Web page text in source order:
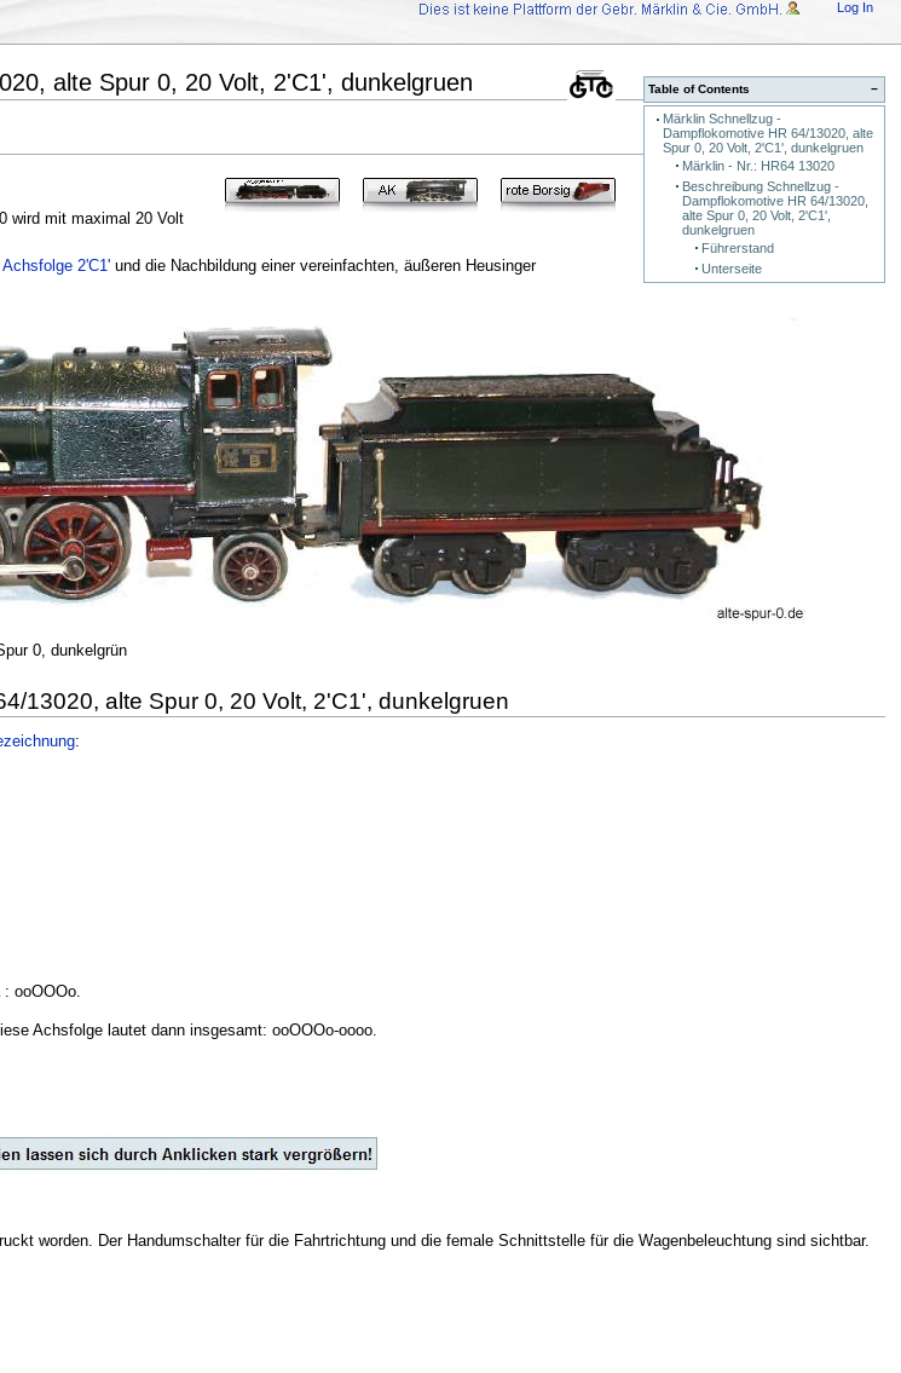
−
Table of Contents
Märklin Schnellzug -
Dampflokomotive HR 64/13020, alte
Spur 0, 20 Volt, 2'C1', dunkelgruen
Märklin - Nr.: HR64 13020
Beschreibung Schnellzug -
Dampflokomotive HR 64/13020,
alte Spur 0, 20 Volt, 2'C1',
dunkelgruen
Führerstand
Unterseite
alte Spur 0, 20 Volt, 2'C1', dunkelgruen
wird mit maximal 20 Volt
Achsfolge 2'C1'und die Nachbildung einer vereinfachten, äußeren Heusinger
0, dunkelgrün
13020, alte Spur 0, 20 Volt, 2'C1', dunkelgruen
:
ooOOOo.
Achsfolge lautet dann insgesamt: ooOOOo-oooo.
worden. Der Handumschalter für die Fahrtrichtung und die female Schnittstelle für die Wagenbeleuchtung sind sichtbar.
Log In